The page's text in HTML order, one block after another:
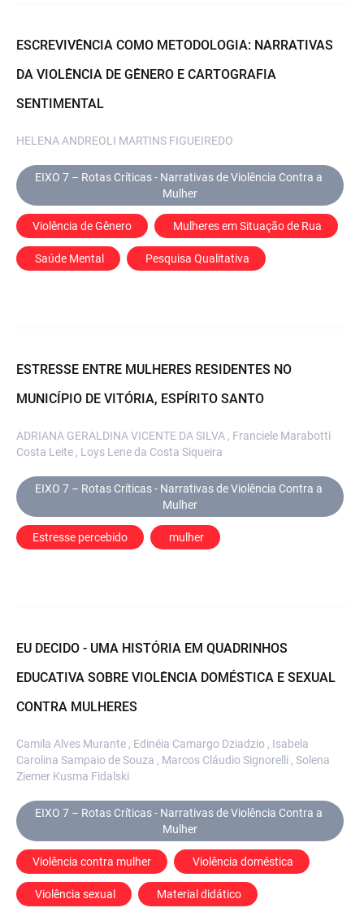
ESCREVIVÊNCIA COMO METODOLOGIA: NARRATIVAS
DA VIOLÊNCIA DE GÊNERO E CARTOGRAFIA
SENTIMENTAL
HELENA ANDREOLI MARTINS FIGUEIREDO
EIXO 7 – Rotas Críticas - Narrativas de Violência Contra a
Mulher
Violência de Gênero Mulheres em Situação de Rua
Saúde Mental Pesquisa Qualitativa
ESTRESSE ENTRE MULHERES RESIDENTES NO
MUNICÍPIO DE VITÓRIA, ESPÍRITO SANTO
ADRIANA GERALDINA VICENTE DA SILVA , Franciele Marabotti
Costa Leite , Loys Lene da Costa Siqueira
EIXO 7 – Rotas Críticas - Narrativas de Violência Contra a
Mulher
Estresse percebido mulher
EU DECIDO - UMA HISTÓRIA EM QUADRINHOS
EDUCATIVA SOBRE VIOLÊNCIA DOMÉSTICA E SEXUAL
CONTRA MULHERES
Camila Alves Murante , Edinéia Camargo Dziadzio , Isabela
Carolina Sampaio de Souza , Marcos Cláudio Signorelli , Solena
Ziemer Kusma Fidalski
EIXO 7 – Rotas Críticas - Narrativas de Violência Contra a
Mulher
Violência contra mulher Violência doméstica
Violência sexual Material didático